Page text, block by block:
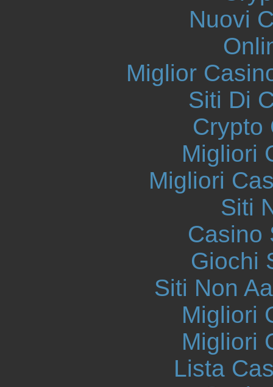
Nuovi
Miglior
Siti Di
Crypto
Migliori
Migliori
Siti
Casino
Giochi
Siti Non
Migliori
Migliori
Lista